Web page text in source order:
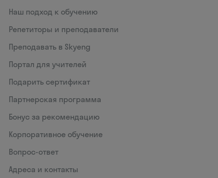
Наш подход к обучению
Репетиторы и преподаватели
Преподавать в Skyeng
Портал для учителей
Подарить сертификат
Партнерская программа
Бонус за рекомендацию
Корпоративное обучение
Вопрос-ответ
Адреса и контакты